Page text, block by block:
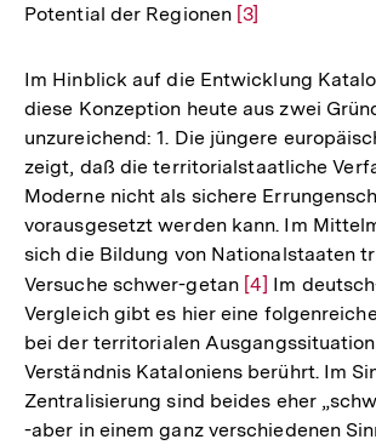
Potential der Regionen Zur
der
Fußnote
[3]
Im Hinblick auf die Entwicklung
diese Konzeption heute aus zwei
unzureichend: 1. Die jüngere
zeigt, daß die territorialstaatliche
Moderne nicht als sichere
vorausgesetzt werden kann. Im
sich die Bildung von Nationalstaaten
Versuche schwer-getan Zur
Auflösung
der
Fußnote
[4] Im
Vergleich gibt es hier eine
bei der territorialen
Verständnis Kataloniens berührt. Im
Zentralisierung sind beides eher
-aber in einem ganz verschiedenen